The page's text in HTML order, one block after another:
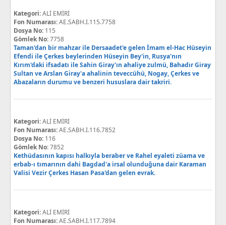
Kategori:ALİ EMİRİ
Fon Numarası:AE.SABH.I.115.7758
Dosya No: 115
Gömlek No:7758
Taman'dan bir mahzar ile Dersaadet'e gelen İmam el-Hac Hüseyin
Efendi ile Çerkes beylerinden Hüseyin Bey'in, Rusya'nın
Kırım'daki ifsadatı ile Sahin Giray'ın ahaliye zulmü, Bahadır Giray
Sultan ve Arslan Giray'a ahalinin teveccühü, Nogay, Çerkes ve
Abazaların durumu ve benzeri hususlara dair takriri.
Kategori:ALİ EMİRİ
Fon Numarası:AE.SABH.I.116.7852
Dosya No: 116
Gömlek No:7852
Kethüdasının kapısı halkıyla beraber ve Rahel eyaleti züama ve
erbab-ı tımarının dahi Bagdad'a irsal olunduğuna dair Karaman
Valisi Vezir Çerkes Hasan Pasa'dan gelen evrak.
Kategori:ALİ EMİRİ
Fon Numarası:AE.SABH.I.117.7894